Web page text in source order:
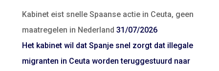
Kabinet eist snelle Spaanse actie in Ceuta, geen
maatregelen in Nederland 31/07/2026
Het kabinet wil dat Spanje snel zorgt dat illegale
migranten in Ceuta worden teruggestuurd naar